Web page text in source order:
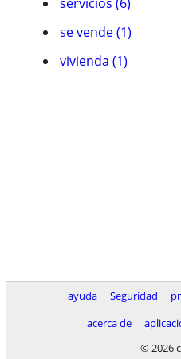
se vende (1)
vivienda (1)
ayuda Seguridad
acerca de
© 2026